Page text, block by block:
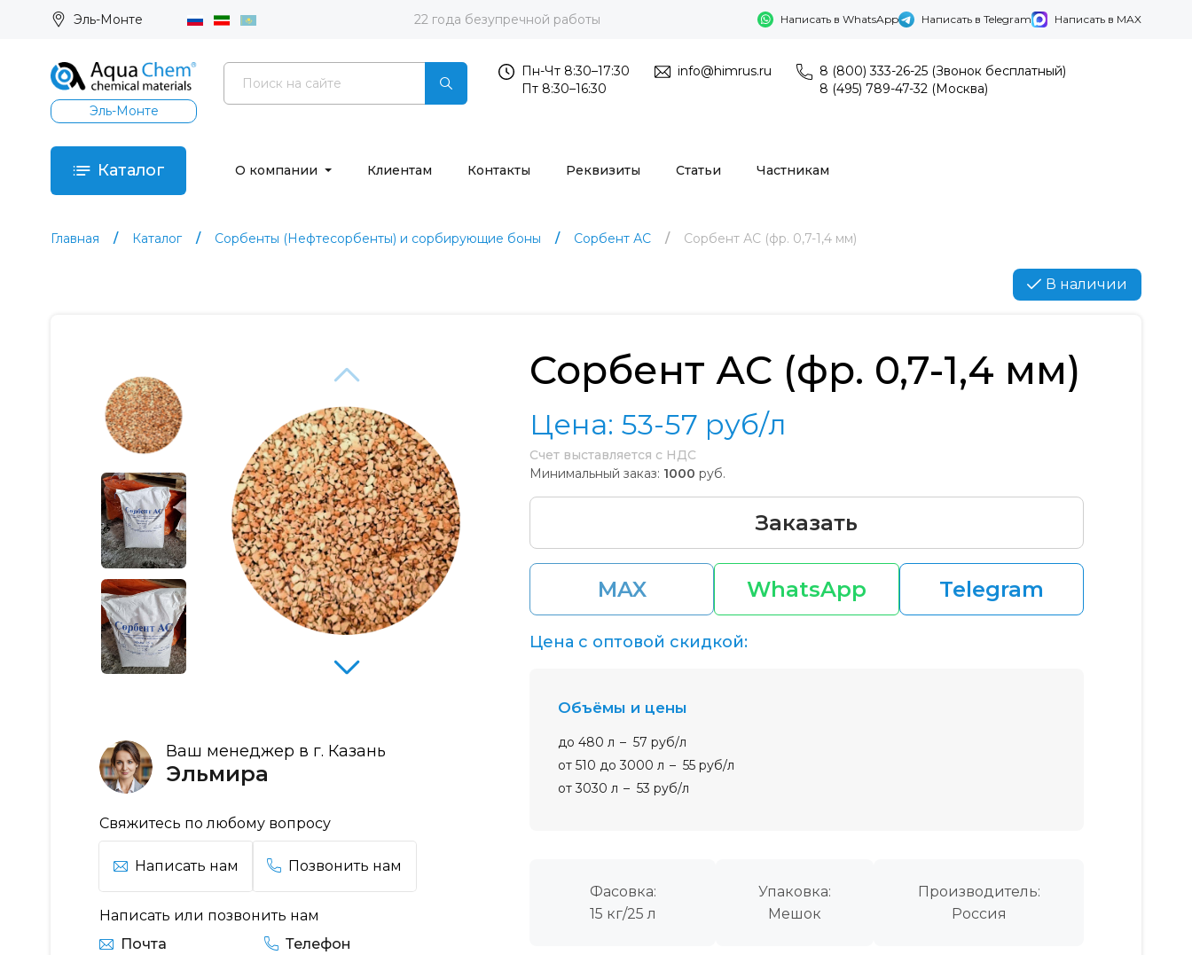
Эль-Монте 22 года безупречной работы Написать в WhatsApp Написать в Telegram Написать в MAX
Эль-Монте
Пн-Чт 8:30–17:30
Пт 8:30–16:30
info@himrus.ru
8 (800) 333-26-25 (Звонок бесплатный)
8 (495) 789-47-32 (Москва)
Каталог О компании Клиентам Контакты Реквизиты Статьи Частникам
Главная Каталог Сорбенты (Нефтесорбенты) и сорбирующие боны Сорбент АС Сорбент АС (фр. 0,7-1,4 мм)
В наличии
Ваш менеджер в г. Казань
Эльмира
Свяжитесь по любому вопросу
Написать нам Позвонить нам
Написать или позвонить нам
Почта
Телефон
Сорбент АС (фр. 0,7-1,4 мм)
Цена: 53-57 руб/л
Счет выставляется с НДС
Минимальный заказ: 1000 руб.
Заказать
MAX WhatsApp Telegram
Фасовка:
15 кг/25 л
Упаковка:
Мешок
Производитель:
Россия
Цена с оптовой скидкой:
Объёмы и цены
до 480 л
57 руб/л
от 510 до 3000 л
55 руб/л
от 3030 л
53 руб/л